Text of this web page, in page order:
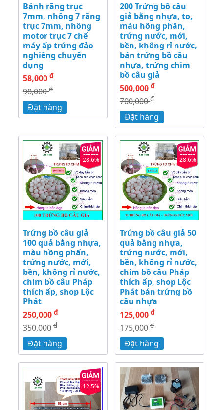
Bánh răng trục
7mm, nhông 7 răng
trục 7mm, nhông
motor trục 7 chế
máy ấp trứng đảo
nghiêng chuyên
dụng
58,000 đ
98,000đ
Đặt hàng
200 Trứng bồ câu
giả bằng nhựa, to,
màu hồng phấn,
trứng nước, mới,
bền, không rỉ nước,
bán trứng bồ câu
nhựa, trứng chim
bồ câu giả
500,000 đ
700,000đ
Đặt hàng
28.6%
Trứng bồ câu giả
100 quả bằng nhựa,
màu hồng phấn,
trứng nước, mới,
bền, không rỉ nước,
chim bồ câu Pháp
thích ấp, shop Lộc
Phát
250,000 đ
350,000đ
Đặt hàng
28.6%
Trứng bồ câu giả 50
quả bằng nhựa,
trứng nước, mới,
bền, không rỉ nước,
chim bồ câu Pháp
thích ấp, shop Lộc
Phát bán trứng bồ
câu nhựa
125,000 đ
175,000đ
Đặt hàng
12.5%